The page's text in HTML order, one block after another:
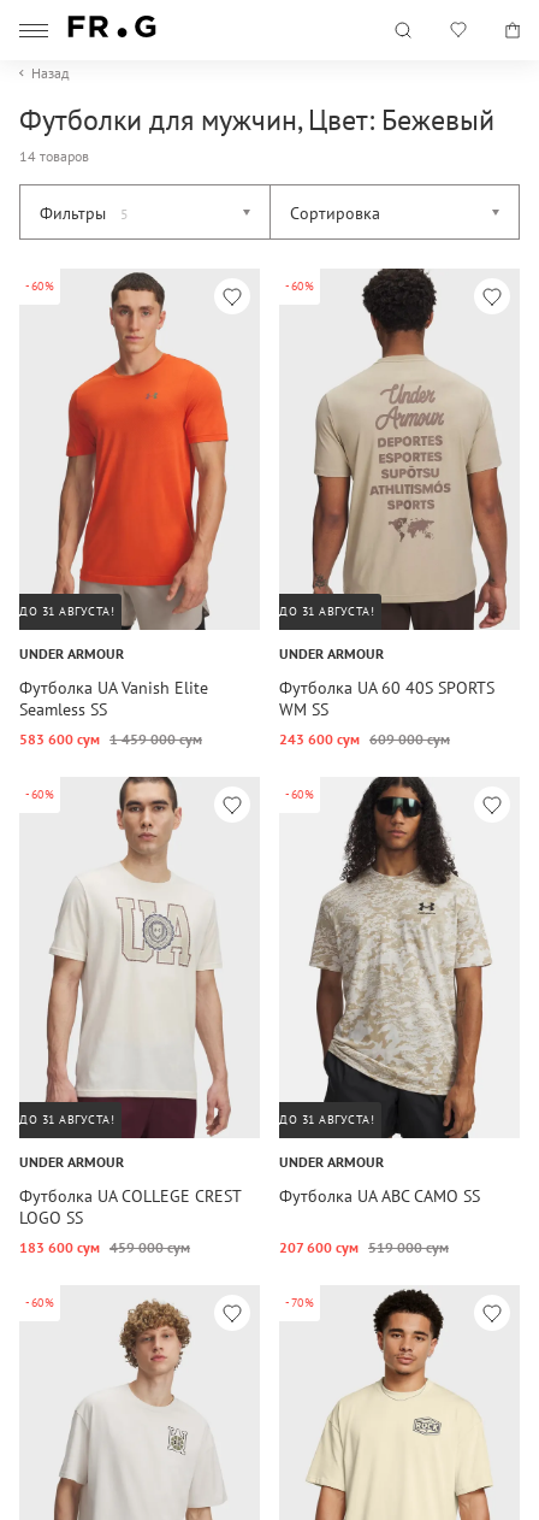
Назад
Футболки для мужчин, Цвет: Бежевый
14 товаров
Фильтры 5 Сортировка
-60%
ДО 31 АВГУСТА!
UNDER ARMOUR
Футболка UA Vanish Elite
Seamless SS
583 600 сум 1 459 000 сум
-60%
ДО 31 АВГУСТА!
UNDER ARMOUR
Футболка UA 60 40S SPORTS
WM SS
243 600 сум 609 000 сум
-60%
ДО 31 АВГУСТА!
UNDER ARMOUR
Футболка UA COLLEGE CREST
LOGO SS
183 600 сум 459 000 сум
-60%
ДО 31 АВГУСТА!
UNDER ARMOUR
Футболка UA ABC CAMO SS
207 600 сум 519 000 сум
-60% -70%